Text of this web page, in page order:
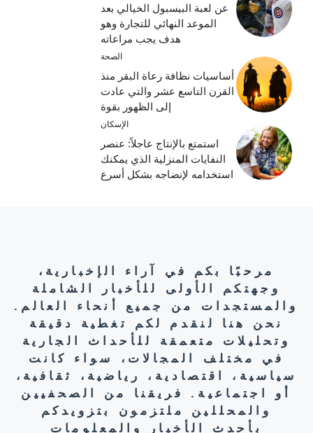
عن لعبة البيسبول الخيالي بعد
الموعد النهائي للتجارة وهو
هدف يجب مراعاته
الصحة
أساسيات نظافة رعاة البقر منذ
القرن التاسع عشر والتي عادت
إلى الظهور بقوة
الإسكان
استمتع بالإنتاج عاجلاً: عنصر
النفايات المنزلية الذي يمكنك
استخدامه لإنضاجه بشكل أسرع
مرحبًا بكم في آراء الإخبارية،
وجهتكم الأولى للأخبار الشاملة
والمستجدات من جميع أنحاء العالم.
نحن هنا لنقدم لكم تغطية دقيقة
وتحليلات متعمقة للأحداث الجارية
في مختلف المجالات، سواء كانت
سياسية، اقتصادية، رياضية، ثقافية،
أو اجتماعية. فريقنا من الصحفيين
والمحللين ملتزمون بتزويدكم
بأحدث الأخبار والمعلومات